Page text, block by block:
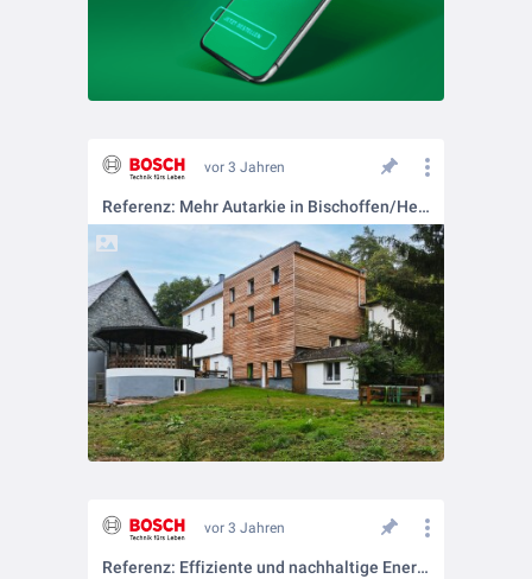
vor 3 Jahren
Referenz: Mehr Autarkie in Bischoffen/Hessen
vor 3 Jahren
Referenz: Effiziente und nachhaltige Energieversorgung für ein Seniorenzentrum